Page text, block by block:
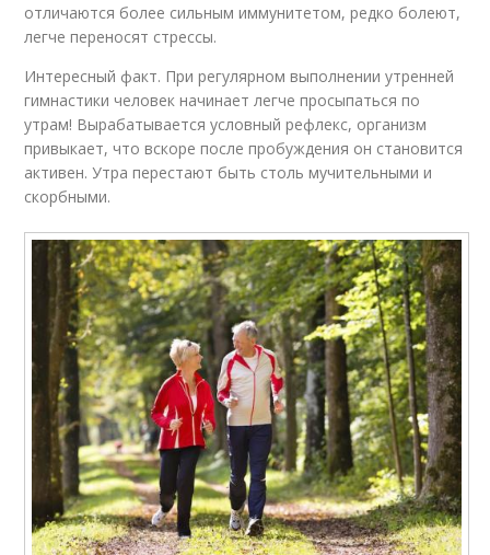
отличаются более сильным иммунитетом, редко болеют,
легче переносят стрессы.
Интересный факт. При регулярном выполнении утренней
гимнастики человек начинает легче просыпаться по
утрам! Вырабатывается условный рефлекс, организм
привыкает, что вскоре после пробуждения он становится
активен. Утра перестают быть столь мучительными и
скорбными.